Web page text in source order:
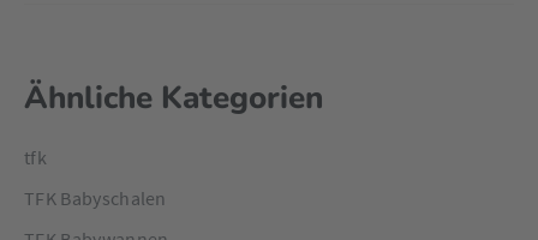
Ähnliche Kategorien
tfk
TFK Babyschalen